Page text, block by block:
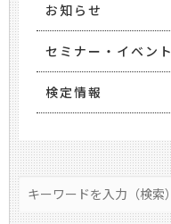
お知らせ
セミナー・イベント
検定情報